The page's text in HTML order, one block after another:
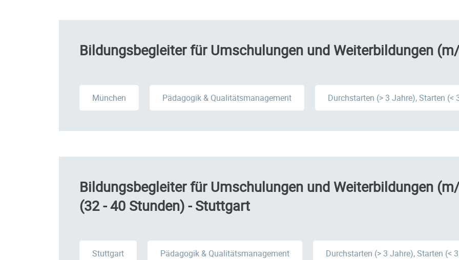
Bildungsbegleiter für Umschulungen und Weiterbildungen
München Pädagogik & Qualitätsmanagement Durchstarten (> 3 Jahre), Starten
Bildungsbegleiter für Umschulungen und Weiterbildungen
(32 - 40 Stunden) - Stuttgart
Stuttgart Pädagogik & Qualitätsmanagement Durchstarten (> 3 Jahre), Starten (<